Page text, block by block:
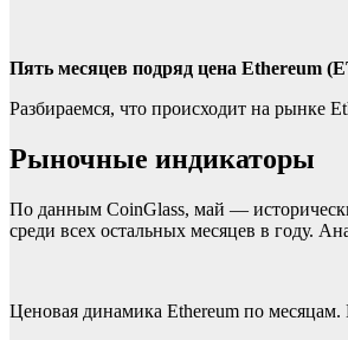
Пять месяцев подряд цена Ethereum
Разбираемся, что происходит на рынке
Рыночные индикаторы
По данным CoinGlass, май —
среди всех остальных месяцев в году.
Ценовая динамика Ethereum по месяцам.